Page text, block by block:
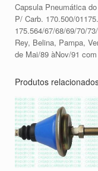
Capsula Pneumática
P/ Carb. 170.500/
175.564/67/68/69/70/
Rey, Belina, Pampa,
de Mai/89 àNov/91
Produtos